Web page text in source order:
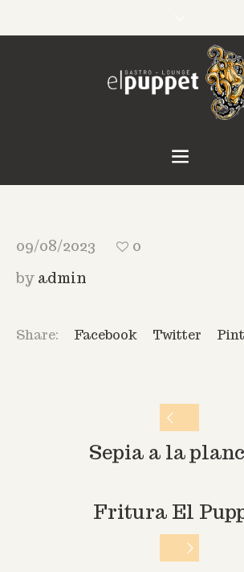
09/08/2023
0
by admin
Share: Facebook Twitter
Sepia a la
Fritura El